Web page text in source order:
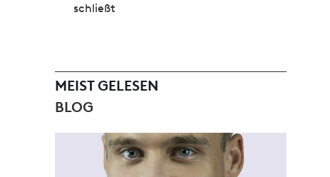
schließt
MEIST GELESEN
BLOG